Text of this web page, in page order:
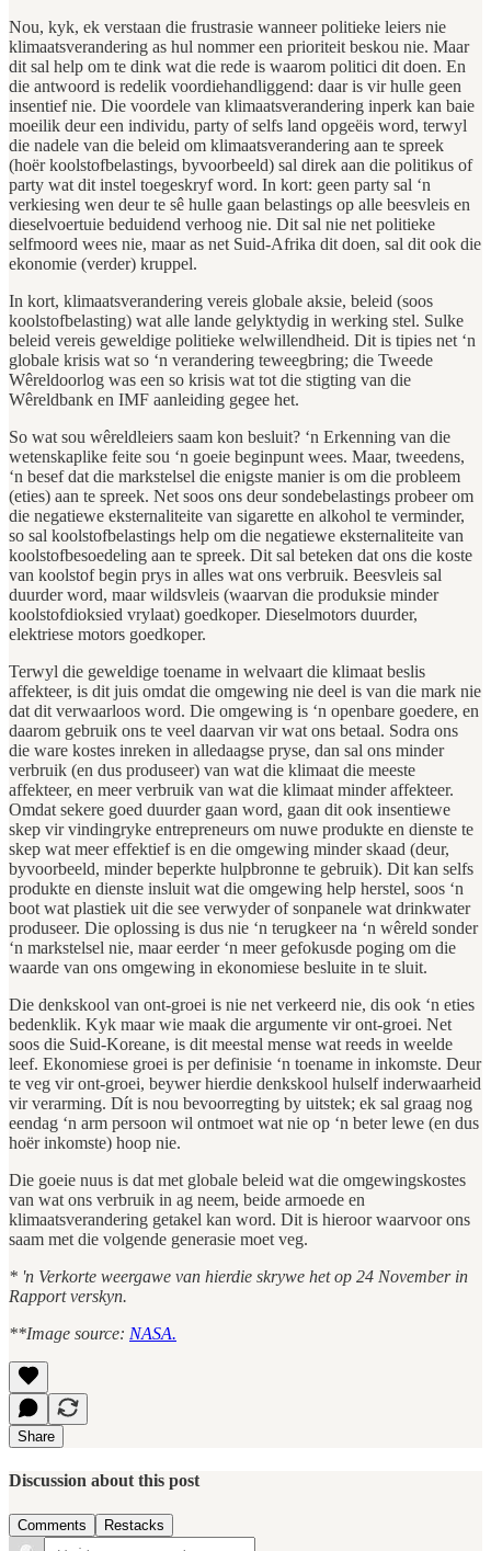
Nou, kyk, ek verstaan die frustrasie wanneer politieke leiers nie
klimaatsverandering as hul nommer een prioriteit beskou nie. Maar
dit sal help om te dink wat die rede is waarom politici dit doen. En
die antwoord is redelik voordiehandliggend: daar is vir hulle geen
insentief nie. Die voordele van klimaatsverandering inperk kan baie
moeilik deur een individu, party of selfs land opgeëis word, terwyl
die nadele van die beleid om klimaatsverandering aan te spreek
(hoër koolstofbelastings, byvoorbeeld) sal direk aan die politikus of
party wat dit instel toegeskryf word. In kort: geen party sal ‘n
verkiesing wen deur te sê hulle gaan belastings op alle beesvleis en
dieselvoertuie beduidend verhoog nie. Dit sal nie net politieke
selfmoord wees nie, maar as net Suid-Afrika dit doen, sal dit ook die
ekonomie (verder) kruppel.
In kort, klimaatsverandering vereis globale aksie, beleid (soos
koolstofbelasting) wat alle lande gelyktydig in werking stel. Sulke
beleid vereis geweldige politieke welwillendheid. Dit is tipies net ‘n
globale krisis wat so ‘n verandering teweegbring; die Tweede
Wêreldoorlog was een so krisis wat tot die stigting van die
Wêreldbank en IMF aanleiding gegee het.
So wat sou wêreldleiers saam kon besluit? ‘n Erkenning van die
wetenskaplike feite sou ‘n goeie beginpunt wees. Maar, tweedens,
‘n besef dat die markstelsel die enigste manier is om die probleem
(eties) aan te spreek. Net soos ons deur sondebelastings probeer om
die negatiewe eksternaliteite van sigarette en alkohol te verminder,
so sal koolstofbelastings help om die negatiewe eksternaliteite van
koolstofbesoedeling aan te spreek. Dit sal beteken dat ons die koste
van koolstof begin prys in alles wat ons verbruik. Beesvleis sal
duurder word, maar wildsvleis (waarvan die produksie minder
koolstofdioksied vrylaat) goedkoper. Dieselmotors duurder,
elektriese motors goedkoper.
Terwyl die geweldige toename in welvaart die klimaat beslis
affekteer, is dit juis omdat die omgewing nie deel is van die mark nie
dat dit verwaarloos word. Die omgewing is ‘n openbare goedere, en
daarom gebruik ons te veel daarvan vir wat ons betaal. Sodra ons
die ware kostes inreken in alledaagse pryse, dan sal ons minder
verbruik (en dus produseer) van wat die klimaat die meeste
affekteer, en meer verbruik van wat die klimaat minder affekteer.
Omdat sekere goed duurder gaan word, gaan dit ook insentiewe
skep vir vindingryke entrepreneurs om nuwe produkte en dienste te
skep wat meer effektief is en die omgewing minder skaad (deur,
byvoorbeeld, minder beperkte hulpbronne te gebruik). Dit kan selfs
produkte en dienste insluit wat die omgewing help herstel, soos ‘n
boot wat plastiek uit die see verwyder of sonpanele wat drinkwater
produseer. Die oplossing is dus nie ‘n terugkeer na ‘n wêreld sonder
‘n markstelsel nie, maar eerder ‘n meer gefokusde poging om die
waarde van ons omgewing in ekonomiese besluite in te sluit.
Die denkskool van ont-groei is nie net verkeerd nie, dis ook ‘n eties
bedenklik. Kyk maar wie maak die argumente vir ont-groei. Net
soos die Suid-Koreane, is dit meestal mense wat reeds in weelde
leef. Ekonomiese groei is per definisie ‘n toename in inkomste. Deur
te veg vir ont-groei, beywer hierdie denkskool hulself inderwaarheid
vir verarming. Dít is nou bevoorregting by uitstek; ek sal graag nog
eendag ‘n arm persoon wil ontmoet wat nie op ‘n beter lewe (en dus
hoër inkomste) hoop nie.
Die goeie nuus is dat met globale beleid wat die omgewingskostes
van wat ons verbruik in ag neem, beide armoede en
klimaatsverandering getakel kan word. Dit is hieroor waarvoor ons
saam met die volgende generasie moet veg.
* 'n Verkorte weergawe van hierdie skrywe het op 24 November in
Rapport verskyn.
**Image source: NASA.
Share
Discussion about this post
Comments Restacks